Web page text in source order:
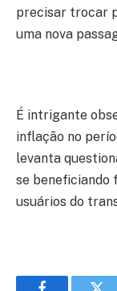
precisar trocar
uma nova
É intrigante
inflação no
levanta
se beneficiando
usuários do